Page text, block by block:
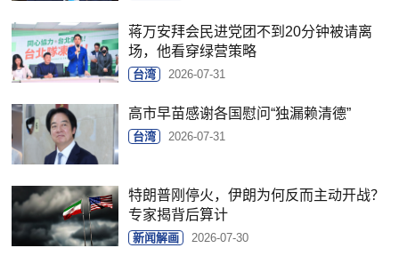
蒋万安拜会民进党团不到20分钟被请离
场，他看穿绿营策略
台湾 2026-07-31
高市早苗感谢各国慰问“独漏赖清德”
台湾 2026-07-31
特朗普刚停火，伊朗为何反而主动开战？
专家揭背后算计
新闻解画 2026-07-30